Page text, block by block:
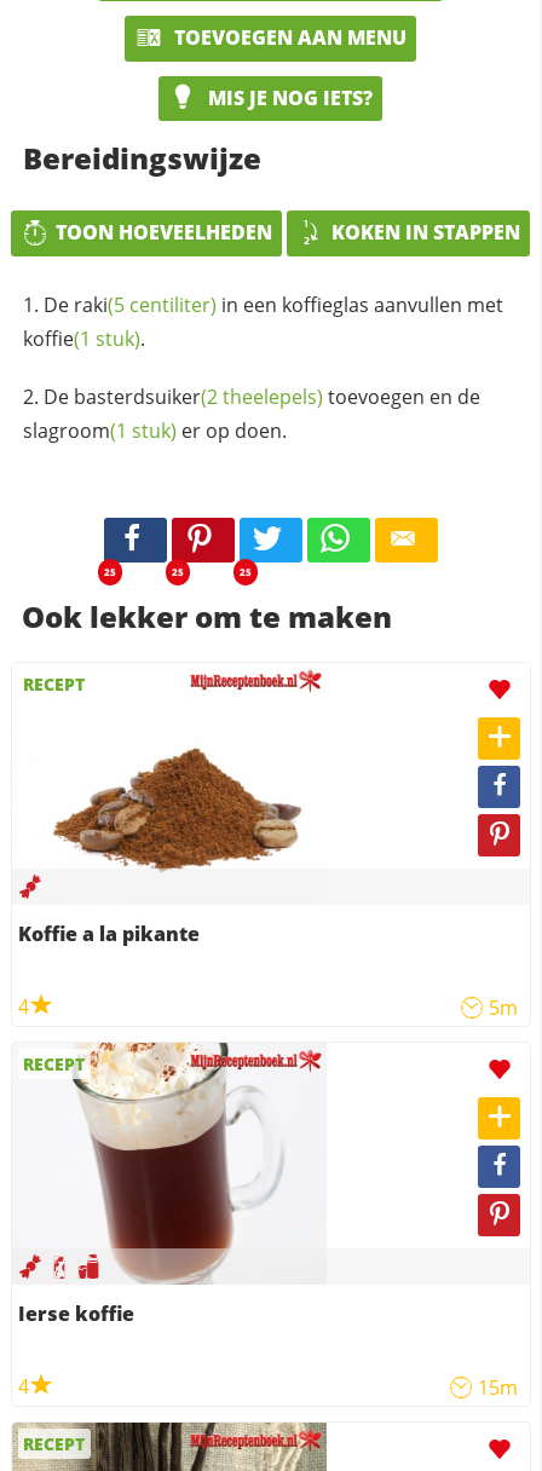
TOEVOEGEN AAN MENU
MIS JE NOG IETS?
Bereidingswijze
TOON HOEVEELHEDEN KOKEN IN STAPPEN
De raki(5 centiliter) in een koffieglas aanvullen met
koffie(1 stuk).
De basterdsuiker(2 theelepels) toevoegen en de
slagroom(1 stuk) er op doen.
25 25 25
Ook lekker om te maken
RECEPT
Koffie a la pikante
4 5m
RECEPT
Ierse koffie
4 15m
RECEPT